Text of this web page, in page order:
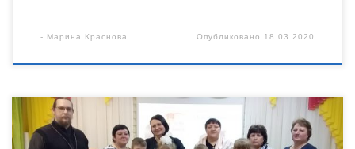
- Марина Краснова Опубликовано 18.03.2020
13 марта в детском саду «Ромашка» города Кирсанова
состоялся конкурс чтецов, посвященный дню православной